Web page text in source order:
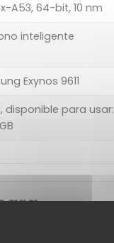
A53, 64-bit, 10 nm
inteligente
Exynos 9611
disponible para usar: